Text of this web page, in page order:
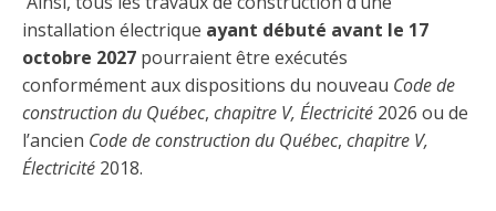
Outils contre les tactiques illégales
Outils pour votre sécurité électrique
Inspection des travaux électriques
Outils pratiques
Outils et calculateurs
Qui fait quoi?
professionnelle
Service Démarrer une entreprise
Ce
lien
s’ouvrira
dans
une
Annonceurs (trousse médias)
Actualités
Événements
Suivre et déclarer ses heures de formations
Vidéos sur la formation continue obligatoire (FCO)
Foire aux questions obligation de formation des
répondants
installation électrique ayant débuté avant le 17
octobre 2027 pourraient être exécutés
conformément aux dispositions du nouveau Code de
construction du Québec, chapitre V, Électricité 2026 ou de
l’ancien Code de construction du Québec, chapitre V,
Électricité 2018.